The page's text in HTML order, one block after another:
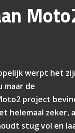
werpt het
maar de
project
helemaal zeker,
stug vol en